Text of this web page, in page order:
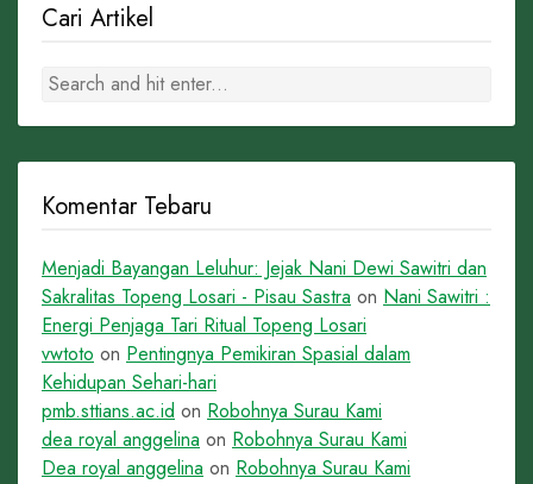
Cari Artikel
Komentar Tebaru
Menjadi Bayangan Leluhur: Jejak Nani Dewi Sawitri dan
Sakralitas Topeng Losari - Pisau Sastra on Nani Sawitri :
Energi Penjaga Tari Ritual Topeng Losari
vwtoto on Pentingnya Pemikiran Spasial dalam
Kehidupan Sehari-hari
pmb.sttians.ac.id on Robohnya Surau Kami
dea royal anggelina on Robohnya Surau Kami
Dea royal anggelina on Robohnya Surau Kami